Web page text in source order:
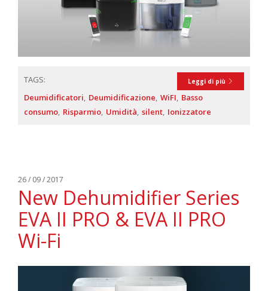
Leggi di più
TAGS:
Deumidificatori Deumidificazione WiFI Basso
consumo Risparmio Umidità silent Ionizzatore
26 / 09 / 2017
New Dehumidifier Series
EVA II PRO & EVA II PRO
Wi-Fi